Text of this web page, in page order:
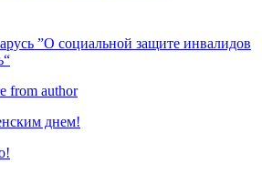
”О социальной защите инвалидов
from author
днем!